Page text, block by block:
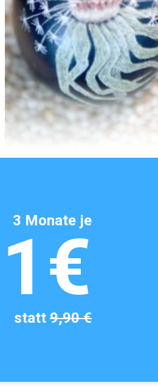
3 Monate je
1€
statt9,90 €